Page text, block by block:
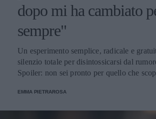
dopo mi ha cambiato
sempre"
Un esperimento semplice, radicale e
silenzio totale per disintossicarsi dal
Spoiler: non sei pronto per quello che
EMMA PIETRAROSA